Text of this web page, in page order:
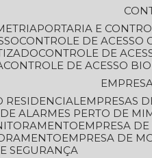
PORTARIA E
CONTROLE DE
CONTROLE DE
CONTROLE DE ACESSO
RESIDENCIAL
EMPRESAS
ALARMES PERTO DE
EMPRESA
EMPRESA DE
SEGURANÇA